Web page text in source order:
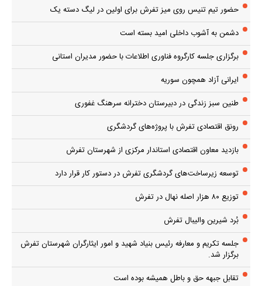
حضور تیم تنیس روی میز تفرش برای اولین در لیگ دسته یک
دشمن به آشوب داخلی امید بسته است
برگزاری جلسه کارگروه فناوری اطلاعات با حضور مدیران استانی
ایرانی آزاد همچون سوریه
طنین سبز زندگی در دبیرستان دخترانه سرهنگ غفوری
رونق اقتصادی تفرش با پروژه‌های گردشگری
بازدید معاون اقتصادی استاندار مرکزی از شهرستان تفرش
توسعه زیرساخت‌های گردشگری تفرش در دستور کار قرار دارد
توزیع ۸۰ هزار اصله نهال در تفرش
بُرد شیرین والیبال تفرش
جلسه تکریم و معارفه رئیس بنیاد شهید و امور ایثارگران شهرستان تفرش
برگزار شد.
تقابل جبهه حق و باطل همیشه بوده است